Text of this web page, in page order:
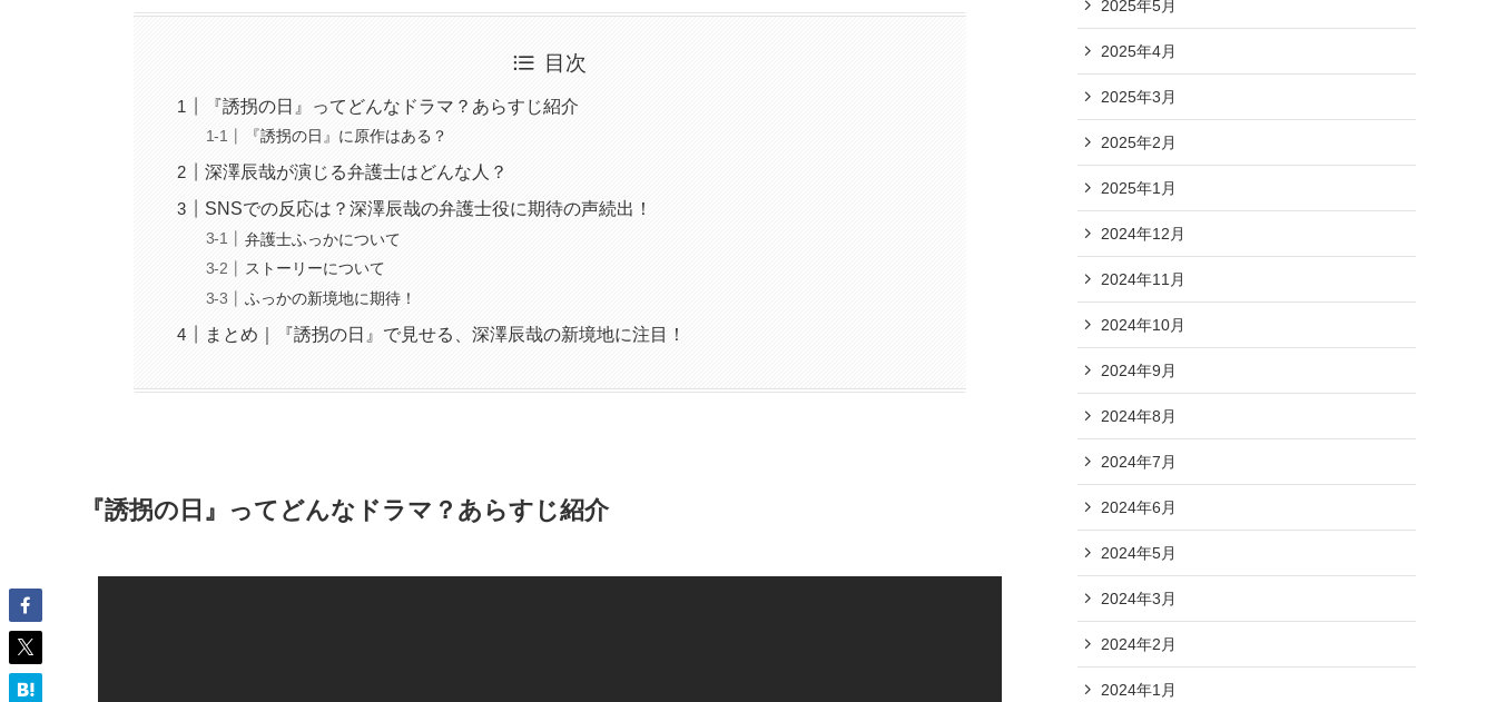
目次
『誘拐の日』ってどんなドラマ？あらすじ紹介
『誘拐の日』に原作はある？
深澤辰哉が演じる弁護士はどんな人？
SNSでの反応は？深澤辰哉の弁護士役に期待の声続出！
弁護士ふっかについて
ストーリーについて
ふっかの新境地に期待！
まとめ｜『誘拐の日』で見せる、深澤辰哉の新境地に注目！
『誘拐の日』ってどんなドラマ？あらすじ紹介
2025年5月
2025年4月
2025年3月
2025年2月
2025年1月
2024年12月
2024年11月
2024年10月
2024年9月
2024年8月
2024年7月
2024年6月
2024年5月
2024年3月
2024年2月
2024年1月